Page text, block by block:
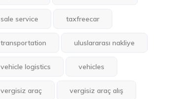
sale service taxfreecar
transportation uluslararası nakliye
vehicle logistics vehicles
vergisiz araç vergisiz araç alış